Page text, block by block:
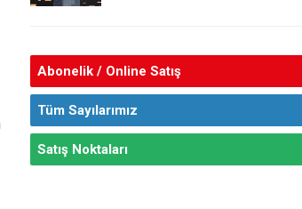
Abonelik / Online Satış
Tüm Sayılarımız
Satış Noktaları